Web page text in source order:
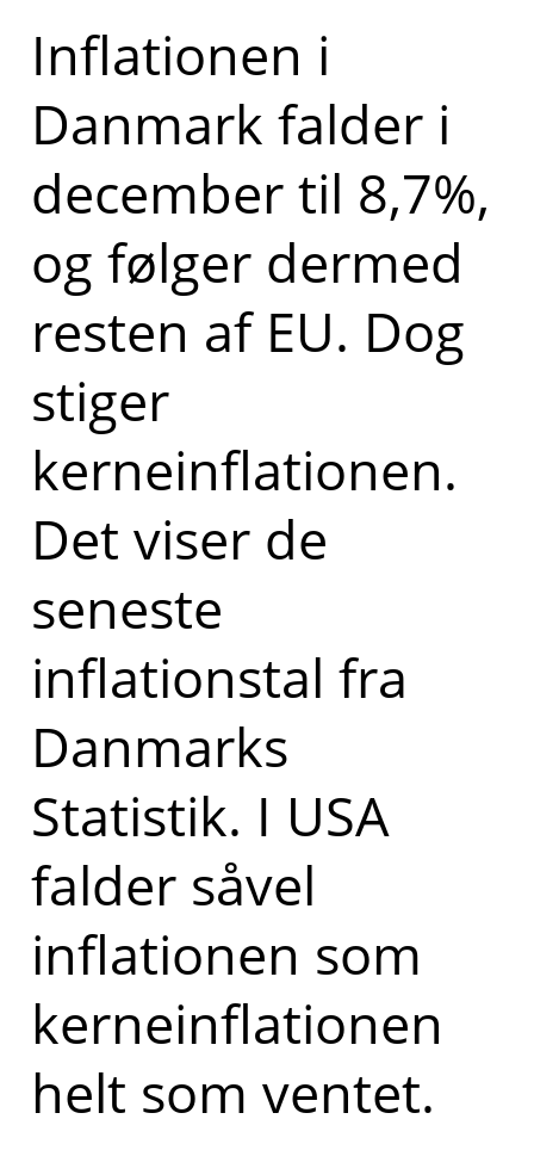
Inflationen i
Danmark falder i
december til 8,7%,
og følger dermed
resten af EU. Dog
stiger
kerneinflationen.
Det viser de
seneste
inflationstal fra
Danmarks
Statistik. I USA
falder såvel
inflationen som
kerneinflationen
helt som ventet.